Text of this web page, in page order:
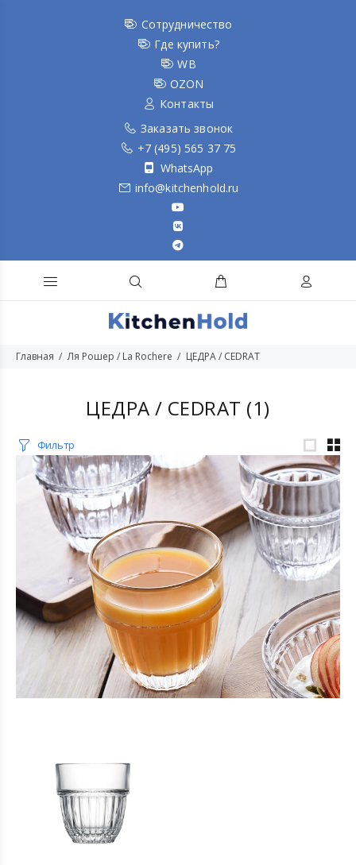
Сотрудничество
Где купить?
WB
OZON
Контакты
Заказать звонок
+7 (495) 565 37 75
WhatsApp
info@kitchenhold.ru
Главная Ля Рошер / La Rochere ЦЕДРА / CEDRAT
ЦЕДРА / CEDRAT (1)
Фильтр